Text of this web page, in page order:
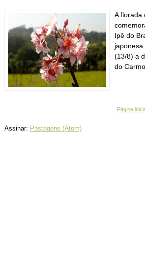
A florada
Ipê do
(13/8) a
do
Página
Assinar: Postagens (Atom)